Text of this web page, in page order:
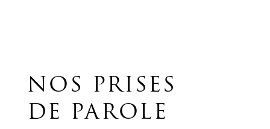
NOS PRISES
DE PAROLE